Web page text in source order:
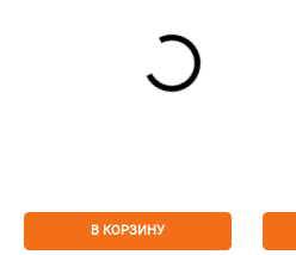
В КОРЗИНУ